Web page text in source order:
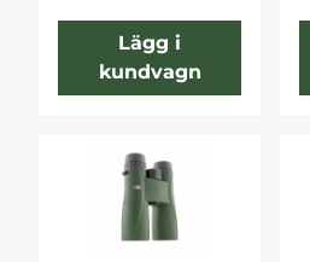
Lägg i
kundvagn